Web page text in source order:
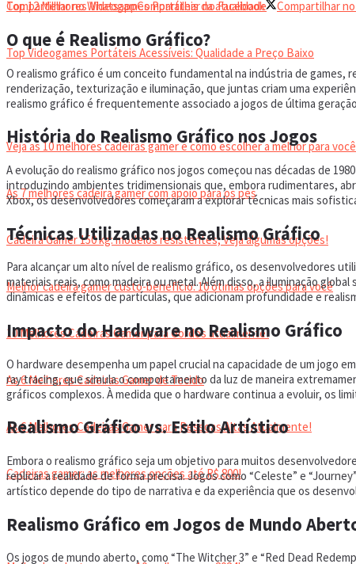
Top 12 Melhores Videogames Portáteis da atualidade
Top Videogames Portáteis Acessíveis: Qualidade a Preço Baixo
CADEIRA GAMER
Veja as 10 melhores cadeiras gamer e como escolher a melhor para
As 7 melhores cadeira gamer com apoio para os pés
Cadeira Gamer 150 kg: modelos resistentes, Veja algumas opções!
Melhor cadeira gamer custo-benefício: 10 ótimas opções para você
10 Melhores Cadeiras Gamer para Gordos atualmente!
As 6 Melhores Cadeiras Gamer de Tecido
As 6 Melhores Cadeiras Gamer para Pessoas Altas Atualmente!
Cadeiras gamer: as melhores opções até R$ 800!
HEADSET
Compartilhar no WhatsappCompartilhar no Facebook Compartilhar
O que é Realismo Gráfico?
O realismo gráfico é um conceito fundamental na indústria de games,
renderização, texturização e iluminação, que juntas criam uma
realismo gráfico é frequentemente associado a jogos de última
História do Realismo Gráfico nos Jogos
A evolução do realismo gráfico nos jogos começou nas décadas de
introduzindo ambientes tridimensionais que, embora rudimentares,
Xbox, os desenvolvedores começaram a explorar técnicas mais
Técnicas Utilizadas no Realismo Gráfico
Para alcançar um alto nível de realismo gráfico, os desenvolvedores
materiais reais, como madeira ou metal. Além disso, a iluminação
dinâmicas e efeitos de partículas, que adicionam profundidade e
Impacto do Hardware no Realismo Gráfico
O hardware desempenha um papel crucial na capacidade de um jogo
ray tracing, que simula o comportamento da luz de maneira
gráficos complexos. À medida que o hardware continua a evoluir, os
Realismo Gráfico vs. Estilo Artístico
Embora o realismo gráfico seja um objetivo para muitos
replicar a realidade de forma precisa. Jogos como “Celeste” e
artístico depende do tipo de narrativa e da experiência que os
Realismo Gráfico em Jogos de Mundo
Os jogos de mundo aberto, como “The Witcher 3” e “Red Dead